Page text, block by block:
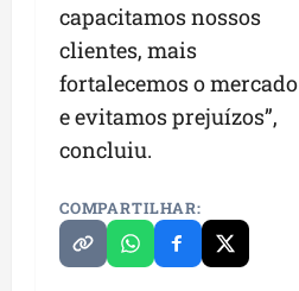
capacitamos nossos
clientes, mais
fortalecemos o mercado
e evitamos prejuízos”,
concluiu.
COMPARTILHAR: